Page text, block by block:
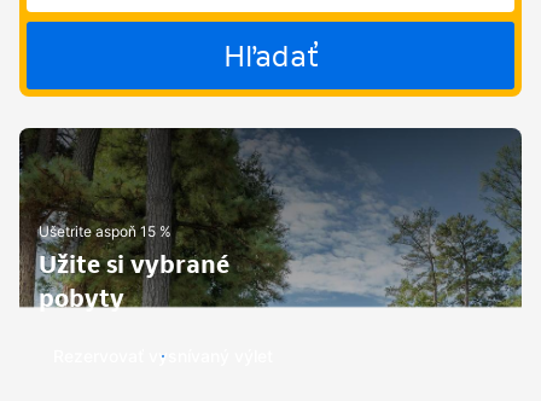
Hľadať
Ušetrite aspoň 15 %
Užite si vybrané
pobyty
Rezervovať vysnívaný výlet